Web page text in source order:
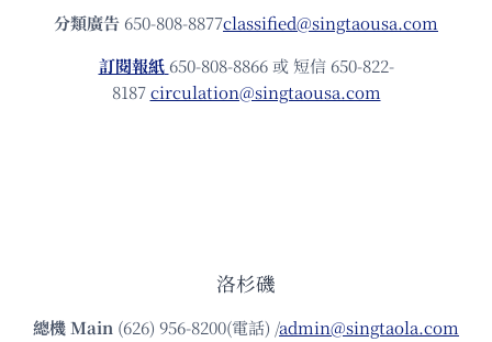
分類廣告 650-808-8877classified@singtaousa.com
訂閱報紙 650-808-8866 或 短信 650-822-
8187circulation@singtaousa.com
洛杉磯
總機Main (626) 956-8200(電話) /admin@singtaola.com